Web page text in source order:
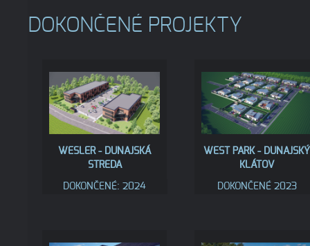
DOKONČENÉ PROJEKTY
WESLER - DUNAJSKÁ
STREDA
DOKONČENÉ: 2024
WEST PARK - DUNAJSKÝ
KLÁTOV
DOKONČENÉ 2023